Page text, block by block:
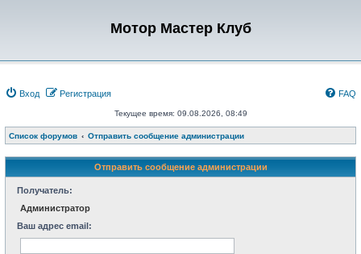
Мотор Мастер Клуб
Вход Регистрация FAQ
Текущее время: 09.08.2026, 08:49
Список форумов Отправить сообщение администрации
Отправить сообщение администрации
Получатель:
Администратор
Ваш адрес email: